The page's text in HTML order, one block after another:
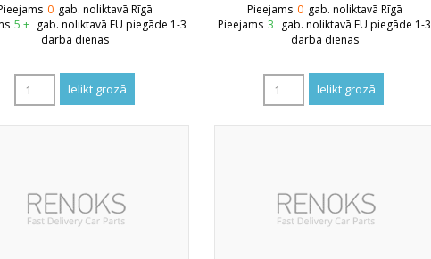
0 gab. noliktavā Rīgā
5 + gab. noliktavā EU piegāde 1-3
darba dienas
Pieejams 0 gab. noliktavā Rīgā
Pieejams 3
gab. noliktavā EU piegāde 1-3
darba dienas